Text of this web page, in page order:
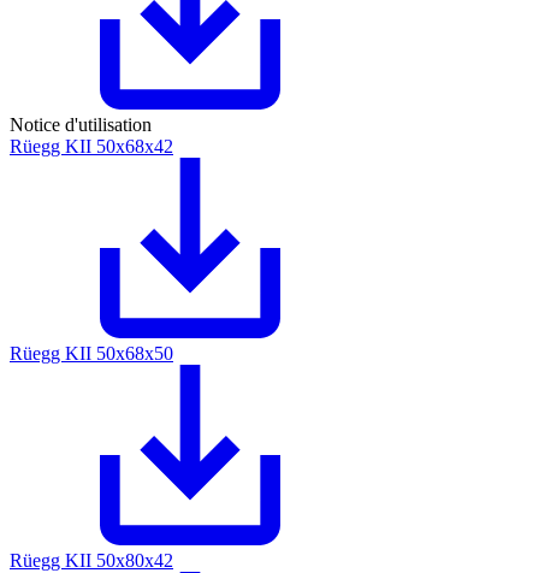
Notice d'utilisation
Rüegg KII 50x68x42
Rüegg KII 50x68x50
Rüegg KII 50x80x42